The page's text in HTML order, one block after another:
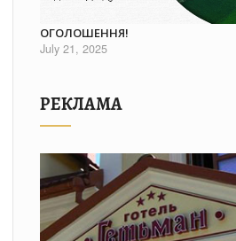
ОГОЛОШЕННЯ!
July 21, 2025
РЕКЛАМА